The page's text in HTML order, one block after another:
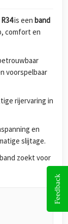
is een band
comfort en
voorspelbaar
rijervaring in
en
slijtage.
zoekt voor
Feedback